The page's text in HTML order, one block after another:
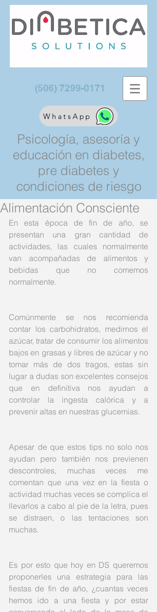
(506) 7299-0171
WhatsApp
Psicología, asesoría y
educación en diabetes,
pre diabetes y
condiciones de riesgo
Alimentación Consciente
En esta época de fin de año, se
presentan una gran cantidad de
actividades, las cuales normalmente
van acompañadas de alimentos y
bebidas que no comemos
normalmente.
Comúnmente se nos recomienda
contar los carbohidratos, medirnos el
azúcar, tratar de consumir los alimentos
bajos en grasas y libres de azúcar y no
tomar más de dos tragos, estas sin
lugar a dudas son excelentes consejos
que en definitiva nos ayudan a
controlar la ingesta calórica y a
prevenir altas en nuestras glucemias.
Apesar de que estos tips no solo nos
ayudan pero también nos previenen
descontroles, muchas veces me
comentan que una vez en la fiesta o
actividad muchas veces se complica el
llevarlos a cabo al pie de la letra, pues
se distraen, o las tentaciones son
muchas.
Es por esto que hoy en DS queremos
proponerles una estrategia para las
fiestas de fin de año, ¿cuantas veces
hemos ido a una fiesta y por estar